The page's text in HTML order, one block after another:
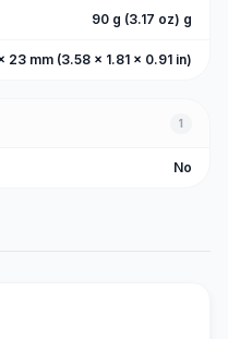
90 g (3.17 oz) g
23 mm (3.58 x 1.81 x 0.91 in)
1
No